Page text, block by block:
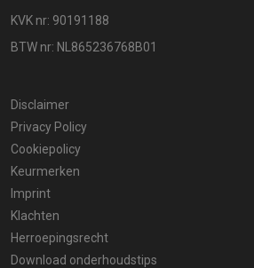
KVK nr: 90191188
BTW nr: NL865236768B01
Disclaimer
Privacy Policy
Cookiepolicy
Keurmerken
Imprint
Klachten
Herroepingsrecht
Download onderhoudstips